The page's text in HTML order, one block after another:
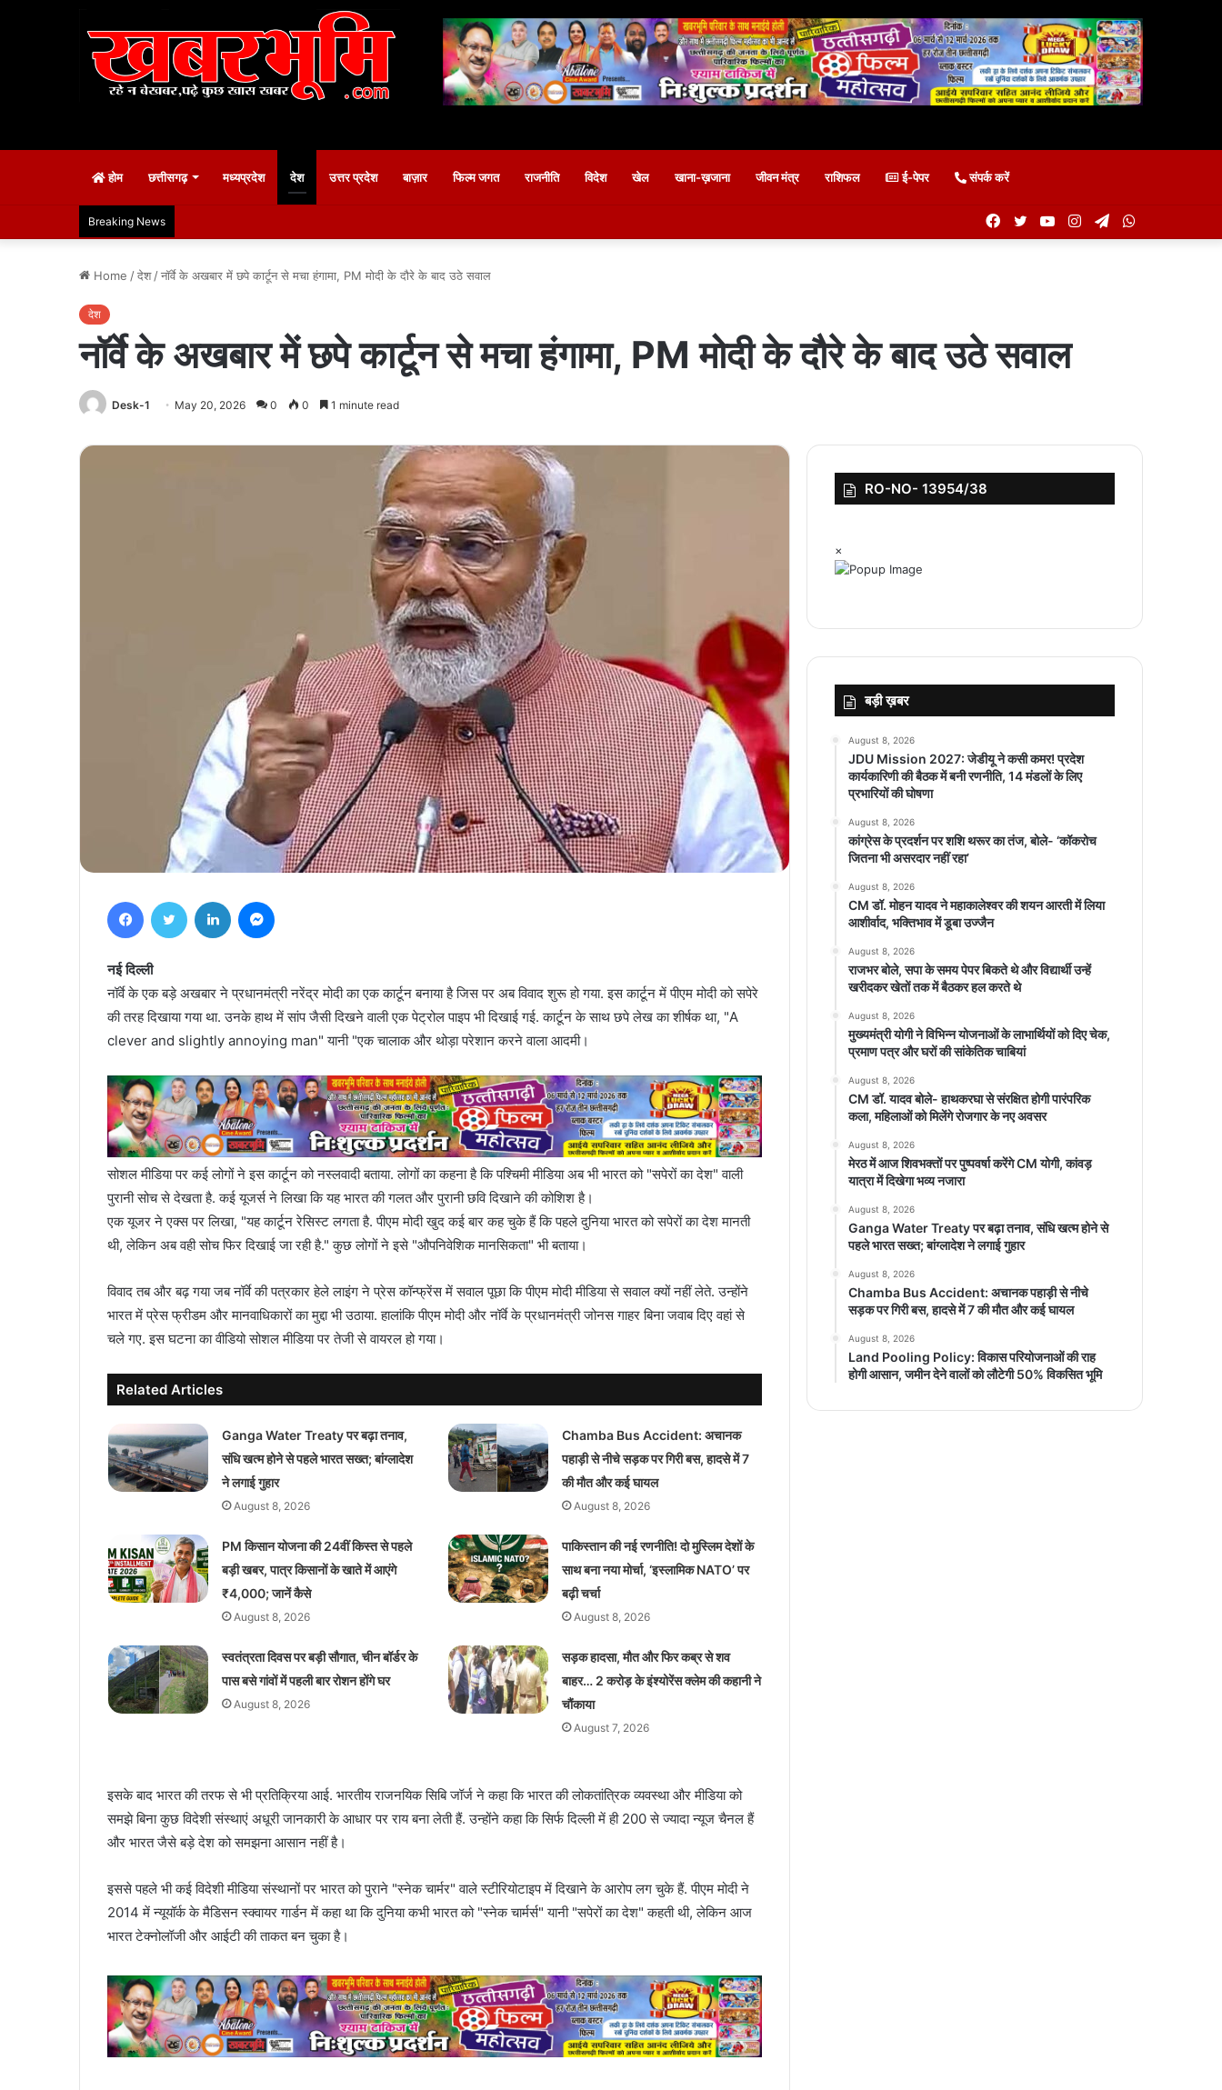
होम छत्तीसगढ़ मध्यप्रदेश देश उत्तर प्रदेश बाज़ार फिल्म जगत राजनीति विदेश खेल खाना-ख़जाना जीवन मंत्र राशिफल ई-पेपर संपर्क करें
Breaking News Telegram
Instagram
YouTube
Twitter
Facebook
Home /देश /नॉर्वे के अखबार में छपे कार्टून से मचा हंगामा, PM मोदी के दौरे के बाद उठे सवाल
देश
नॉर्वे के अखबार में छपे कार्टून से मचा हंगामा, PM मोदी के दौरे के बाद उठे सवाल
Desk-1 May 20, 2026 0 0 1 minute read
नई दिल्ली
नॉर्वे के एक बड़े अखबार ने प्रधानमंत्री नरेंद्र मोदी का एक कार्टून बनाया है जिस पर अब विवाद शुरू हो गया. इस कार्टून में पीएम मोदी को सपेरे
की तरह दिखाया गया था. उनके हाथ में सांप जैसी दिखने वाली एक पेट्रोल पाइप भी दिखाई गई. कार्टून के साथ छपे लेख का शीर्षक था, "A
clever and slightly annoying man" यानी "एक चालाक और थोड़ा परेशान करने वाला आदमी।
सोशल मीडिया पर कई लोगों ने इस कार्टून को नस्लवादी बताया. लोगों का कहना है कि पश्चिमी मीडिया अब भी भारत को "सपेरों का देश" वाली
पुरानी सोच से देखता है. कई यूजर्स ने लिखा कि यह भारत की गलत और पुरानी छवि दिखाने की कोशिश है।
एक यूजर ने एक्स पर लिखा, "यह कार्टून रेसिस्ट लगता है. पीएम मोदी खुद कई बार कह चुके हैं कि पहले दुनिया भारत को सपेरों का देश मानती
थी, लेकिन अब वही सोच फिर दिखाई जा रही है." कुछ लोगों ने इसे "औपनिवेशिक मानसिकता" भी बताया।
विवाद तब और बढ़ गया जब नॉर्वे की पत्रकार हेले लाइंग ने प्रेस कॉन्फ्रेंस में सवाल पूछा कि पीएम मोदी मीडिया से सवाल क्यों नहीं लेते. उन्होंने
भारत में प्रेस फ्रीडम और मानवाधिकारों का मुद्दा भी उठाया. हालांकि पीएम मोदी और नॉर्वे के प्रधानमंत्री जोनस गाहर बिना जवाब दिए वहां से
चले गए. इस घटना का वीडियो सोशल मीडिया पर तेजी से वायरल हो गया।
Related Articles
Ganga Water Treaty पर बढ़ा तनाव,
संधि खत्म होने से पहले भारत सख्त; बांग्लादेश
ने लगाई गुहार
August 8, 2026
Chamba Bus Accident: अचानक
पहाड़ी से नीचे सड़क पर गिरी बस, हादसे में 7
की मौत और कई घायल
August 8, 2026
PM किसान योजना की 24वीं किस्त से पहले
बड़ी खबर, पात्र किसानों के खाते में आएंगे
₹4,000; जानें कैसे
August 8, 2026
पाकिस्तान की नई रणनीति! दो मुस्लिम देशों के
साथ बना नया मोर्चा, ‘इस्लामिक NATO’ पर
बढ़ी चर्चा
August 8, 2026
स्वतंत्रता दिवस पर बड़ी सौगात, चीन बॉर्डर के
पास बसे गांवों में पहली बार रोशन होंगे घर
August 8, 2026
सड़क हादसा, मौत और फिर कब्र से शव
बाहर… 2 करोड़ के इंश्योरेंस क्लेम की कहानी ने
चौंकाया
August 7, 2026
इसके बाद भारत की तरफ से भी प्रतिक्रिया आई. भारतीय राजनयिक सिबि जॉर्ज ने कहा कि भारत की लोकतांत्रिक व्यवस्था और मीडिया को
समझे बिना कुछ विदेशी संस्थाएं अधूरी जानकारी के आधार पर राय बना लेती हैं. उन्होंने कहा कि सिर्फ दिल्ली में ही 200 से ज्यादा न्यूज चैनल हैं
और भारत जैसे बड़े देश को समझना आसान नहीं है।
इससे पहले भी कई विदेशी मीडिया संस्थानों पर भारत को पुराने "स्नेक चार्मर" वाले स्टीरियोटाइप में दिखाने के आरोप लग चुके हैं. पीएम मोदी ने
2014 में न्यूयॉर्क के मैडिसन स्क्वायर गार्डन में कहा था कि दुनिया कभी भारत को "स्नेक चार्मर्स" यानी "सपेरों का देश" कहती थी, लेकिन आज
भारत टेक्नोलॉजी और आईटी की ताकत बन चुका है।
RO-NO- 13954/38
×
बड़ी ख़बर
August 8, 2026
JDU Mission 2027: जेडीयू ने कसी कमर! प्रदेश
कार्यकारिणी की बैठक में बनी रणनीति, 14 मंडलों के लिए
प्रभारियों की घोषणा
August 8, 2026
कांग्रेस के प्रदर्शन पर शशि थरूर का तंज, बोले- ‘कॉकरोच
जितना भी असरदार नहीं रहा’
August 8, 2026
CM डॉ. मोहन यादव ने महाकालेश्वर की शयन आरती में लिया
आशीर्वाद, भक्तिभाव में डूबा उज्जैन
August 8, 2026
राजभर बोले, सपा के समय पेपर बिकते थे और विद्यार्थी उन्हें
खरीदकर खेतों तक में बैठकर हल करते थे
August 8, 2026
मुख्यमंत्री योगी ने विभिन्न योजनाओं के लाभार्थियों को दिए चेक,
प्रमाण पत्र और घरों की सांकेतिक चाबियां
August 8, 2026
CM डॉ. यादव बोले- हाथकरघा से संरक्षित होगी पारंपरिक
कला, महिलाओं को मिलेंगे रोजगार के नए अवसर
August 8, 2026
मेरठ में आज शिवभक्तों पर पुष्पवर्षा करेंगे CM योगी, कांवड़
यात्रा में दिखेगा भव्य नजारा
August 8, 2026
Ganga Water Treaty पर बढ़ा तनाव, संधि खत्म होने से
पहले भारत सख्त; बांग्लादेश ने लगाई गुहार
August 8, 2026
Chamba Bus Accident: अचानक पहाड़ी से नीचे
सड़क पर गिरी बस, हादसे में 7 की मौत और कई घायल
August 8, 2026
Land Pooling Policy: विकास परियोजनाओं की राह
होगी आसान, जमीन देने वालों को लौटेगी 50% विकसित भूमि